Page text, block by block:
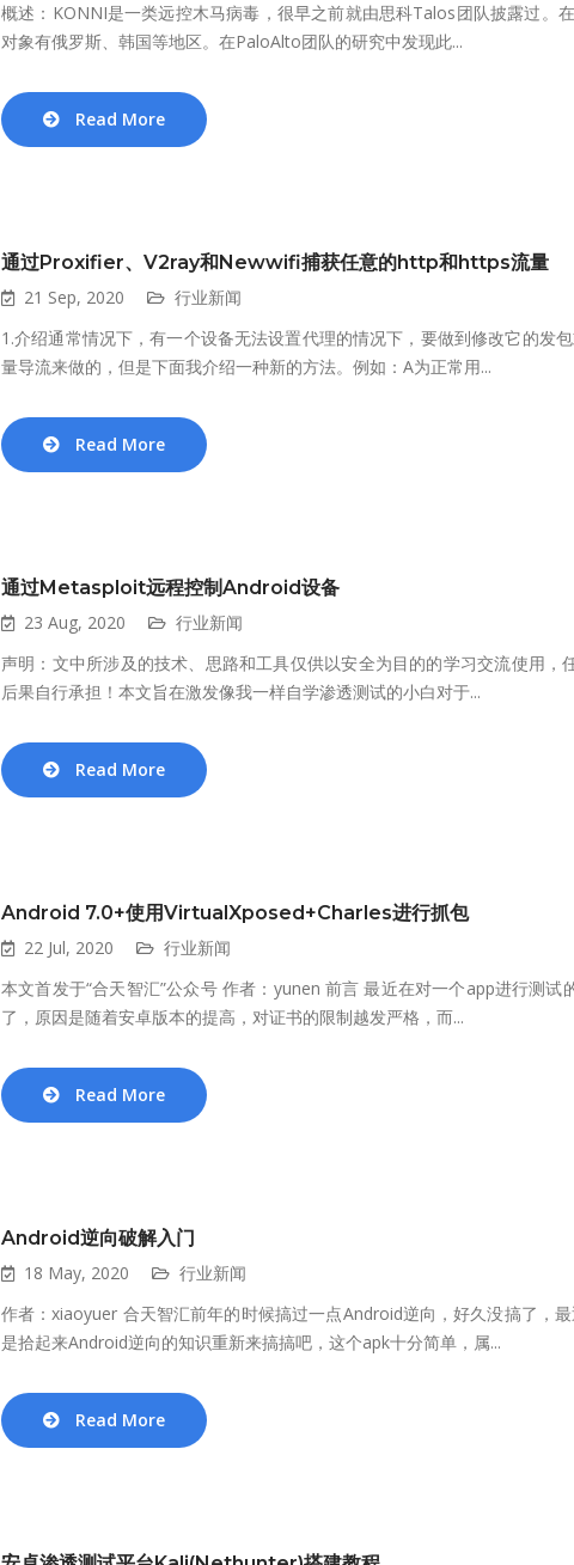
概述：KONNI是一类远控木马病毒，很早之前就由思科Talos团队披露过。
对象有俄罗斯、韩国等地区。在PaloAlto团队的研究中发现此...
Read More
通过Proxifier、V2ray和Newwifi捕获任意的http和https流量
21 Sep, 2020
行业新闻
1.介绍通常情况下，有一个设备无法设置代理的情况下，要做到修改它的发
量导流来做的，但是下面我介绍一种新的方法。例如：A为正常用...
Read More
通过Metasploit远程控制Android设备
23 Aug, 2020
行业新闻
声明：文中所涉及的技术、思路和工具仅供以安全为目的的学习交流使用
后果自行承担！本文旨在激发像我一样自学渗透测试的小白对于...
Read More
Android 7.0+使用VirtualXposed+Charles进行抓包
22 Jul, 2020
行业新闻
本文首发于“合天智汇”公众号 作者：yunen 前言 最近在对一个app进行测
了，原因是随着安卓版本的提高，对证书的限制越发严格，而...
Read More
Android逆向破解入门
18 May, 2020
行业新闻
作者：xiaoyuer 合天智汇前年的时候搞过一点Android逆向，好久没搞了，
是拾起来Android逆向的知识重新来搞搞吧，这个apk十分简单，属...
Read More